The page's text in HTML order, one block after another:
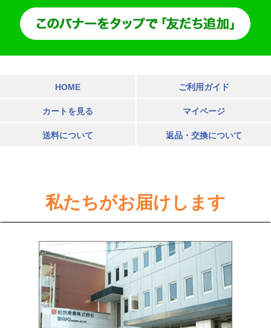
HOME ご利用ガイド
カートを見る マイページ
送料について 返品・交換について
私たちがお届けします